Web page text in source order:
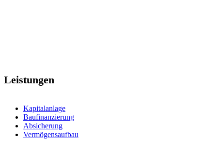
Leistungen
Kapitalanlage
Baufinanzierung
Absicherung
Vermögensaufbau